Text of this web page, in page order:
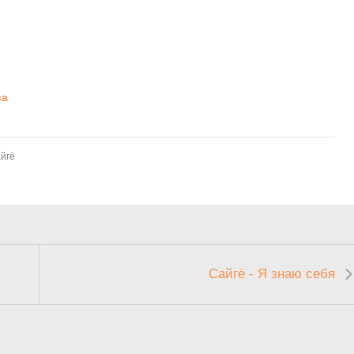
Сайгё - Я знаю себя